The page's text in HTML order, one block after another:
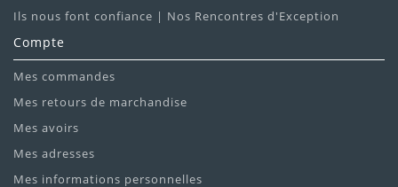
Ils nous font confiance | Nos Rencontres d'Exception
Compte
Mes commandes
Mes retours de marchandise
Mes avoirs
Mes adresses
Mes informations personnelles